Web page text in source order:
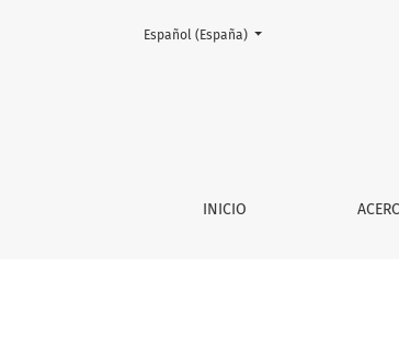
Fuentes para la historia de la
INICIO
Cambiar el idioma. El actual es:
Español (España)